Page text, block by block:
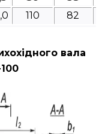
110 82
вала